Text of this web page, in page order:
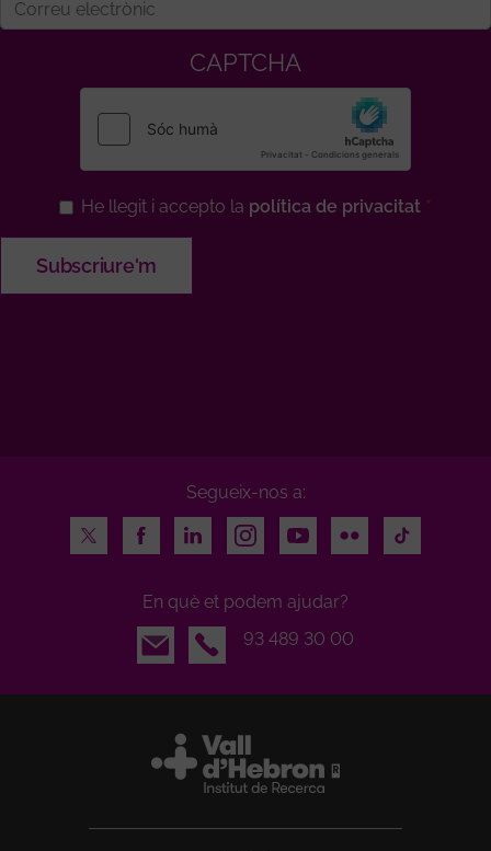
CAPTCHA
He llegit i accepto la política de privacitat
Segueix-nos a:
Twitter
FacebookLinkedInInstagramYoutubeFlickr TikTok
En què et podem ajudar?
Email
93 489 30 00